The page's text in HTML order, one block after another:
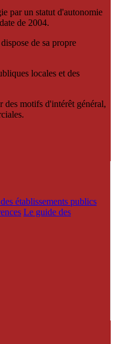
par un statut d'autonomie
de 2004.
de sa propre
locales et des
des motifs d'intérêt général,
établissements publics
Le guide des